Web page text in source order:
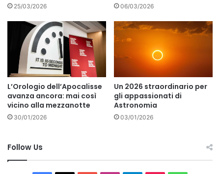
25/03/2026 06/03/2026
L’Orologio dell’Apocalisse
avanza ancora: mai così
vicino alla mezzanotte
30/01/2026
Un 2026 straordinario per
gli appassionati di
Astronomia
03/01/2026
Follow Us